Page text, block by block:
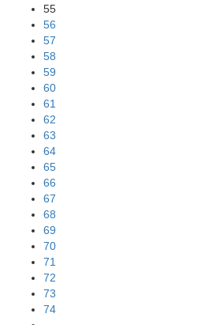
55
56
57
58
59
60
61
62
63
64
65
66
67
68
69
70
71
72
73
74